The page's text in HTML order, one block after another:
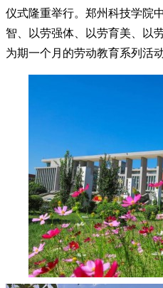
仪式隆重举行。郑州科技学院
智、以劳强体、以劳育美、以
为期一个月的劳动教育系列活动